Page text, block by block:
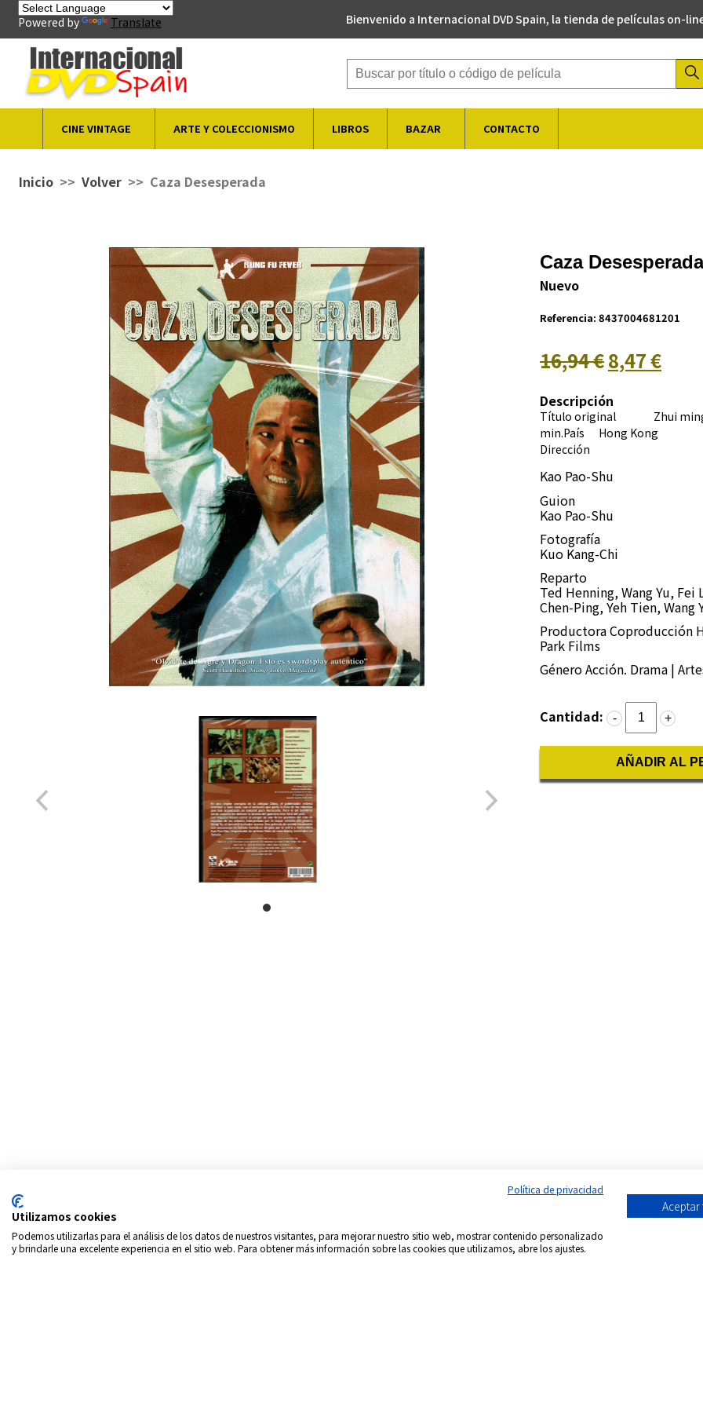
Powered by Translate Bienvenido a Internacional DVD Spain, la tienda de películas on-
Buscador de productos
CINE VINTAGE ARTE Y COLECCIONISMO LIBROS BAZAR CONTACTO
Inicio Volver Caza Desesperada
Caza Desesperada
Nuevo
Referencia: 8437004681201
16,94 €8,47 €
Descripción
Título original Zhui ming
min.País
Hong Kong
Dirección
Kao Pao-Shu
Guion
Kao Pao-Shu
Fotografía
Kuo Kang-Chi
Reparto
Ted Henning, Wang Yu, Fei
Chen-Ping, Yeh Tien, Wang
ProductoraCoproducción
Park Films
Género Acción. Drama |
Cantidad: - +
AÑADIR AL
Política de privacidad
Utilizamos cookies
Podemos utilizarlas para el análisis de los datos de nuestros visitantes, para mejorar nuestro sitio web, mostrar contenido personalizado
y brindarle una excelente experiencia en el sitio web. Para obtener más información sobre las cookies que utilizamos, abre los ajustes.